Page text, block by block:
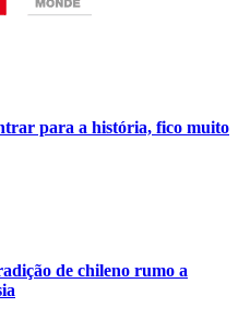
para a história, fico muito
de chileno rumo a